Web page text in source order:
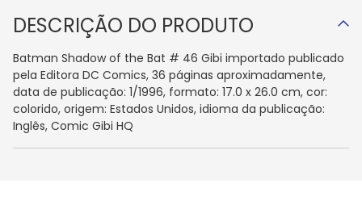
DESCRIÇÃO DO PRODUTO
Batman Shadow of the Bat # 46 Gibi importado publicado
pela Editora DC Comics, 36 páginas aproximadamente,
data de publicação: 1/1996, formato: 17.0 x 26.0 cm, cor:
colorido, origem: Estados Unidos, idioma da publicação:
Inglês, Comic Gibi HQ